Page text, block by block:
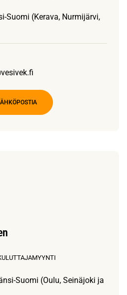
Suomi (Kerava, Nurmijärvi,
Suomi (Oulu, Seinäjoki ja